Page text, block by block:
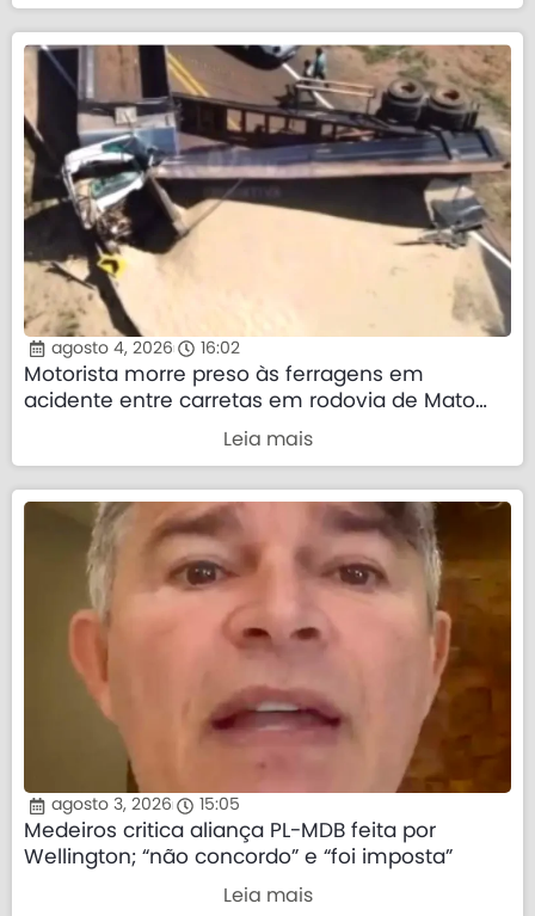
agosto 4, 2026 16:02
Motorista morre preso às ferragens em
acidente entre carretas em rodovia de Mato
Leia mais
agosto 3, 2026 15:05
Medeiros critica aliança PL-MDB feita por
Wellington; “não concordo” e “foi imposta”
Leia mais